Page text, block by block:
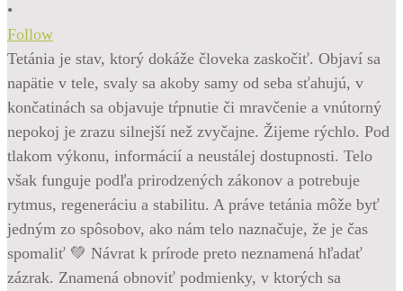
•
Follow
Tetánia je stav, ktorý dokáže človeka zaskočiť. Objaví sa
napätie v tele, svaly sa akoby samy od seba sťahujú, v
končatinách sa objavuje tŕpnutie či mravčenie a vnútorný
nepokoj je zrazu silnejší než zvyčajne. Žijeme rýchlo. Pod
tlakom výkonu, informácií a neustálej dostupnosti. Telo
však funguje podľa prirodzených zákonov a potrebuje
rytmus, regeneráciu a stabilitu. A práve tetánia môže byť
jedným zo spôsobov, ako nám telo naznačuje, že je čas
spomaliť 💚 Návrat k prírode preto neznamená hľadať
zázrak. Znamená obnoviť podmienky, v ktorých sa